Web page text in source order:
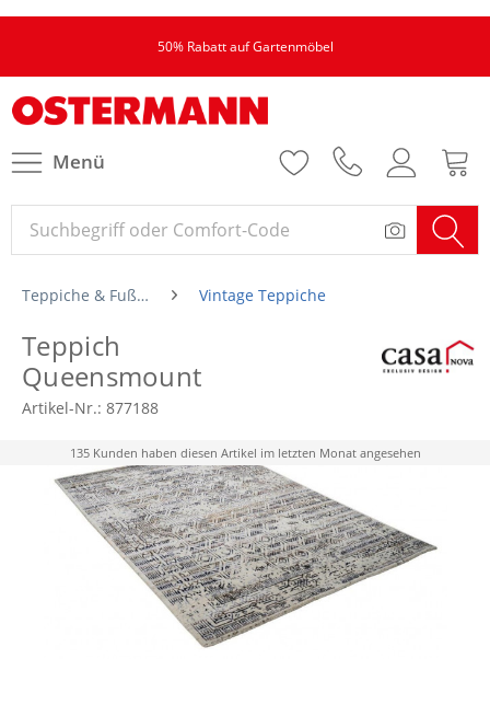
50% Rabatt auf Gartenmöbel
Menü
Teppiche & Fußmatten Vintage Teppiche
Teppich
Queensmount
Artikel-Nr.: 877188
135 Kunden haben diesen Artikel im letzten Monat angesehen